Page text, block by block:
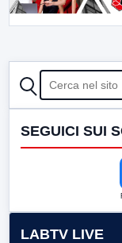
CERCA
SEGUICI SUI
LABTV LIVE